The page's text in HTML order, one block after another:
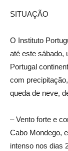
SITUAÇÃO
O Instituto
até este sábado,
Portugal
com
queda de neve,
– Vento forte e
Cabo Mondego,
intenso nos dias